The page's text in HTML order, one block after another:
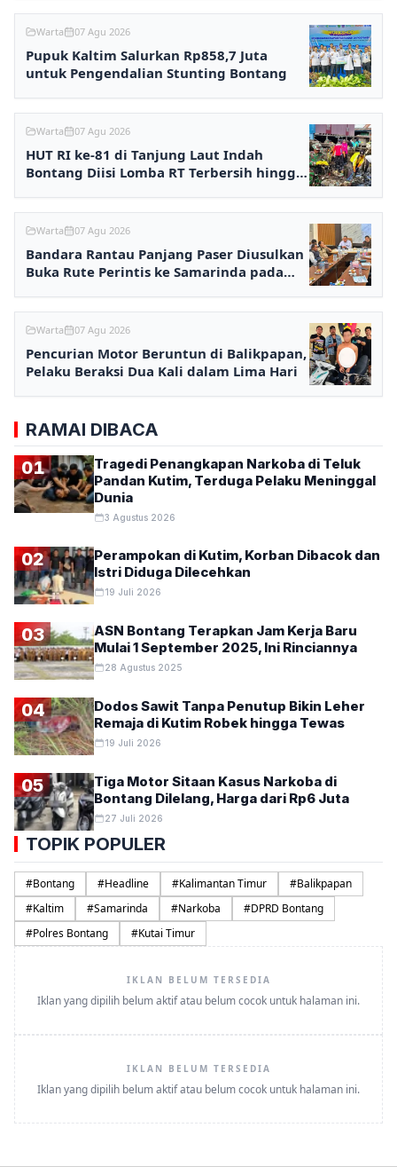
Warta 07 Agu 2026
Pupuk Kaltim Salurkan Rp858,7 Juta
untuk Pengendalian Stunting Bontang
Warta 07 Agu 2026
HUT RI ke-81 di Tanjung Laut Indah
Bontang Diisi Lomba RT Terbersih hingga
Warta 07 Agu 2026
Bandara Rantau Panjang Paser Diusulkan
Buka Rute Perintis ke Samarinda pada
Warta 07 Agu 2026
Pencurian Motor Beruntun di Balikpapan,
Pelaku Beraksi Dua Kali dalam Lima Hari
RAMAI DIBACA
01
Tragedi Penangkapan Narkoba di Teluk
Pandan Kutim, Terduga Pelaku Meninggal
Dunia
3 Agustus 2026
02
Perampokan di Kutim, Korban Dibacok dan
Istri Diduga Dilecehkan
19 Juli 2026
03
ASN Bontang Terapkan Jam Kerja Baru
Mulai 1 September 2025, Ini Rinciannya
28 Agustus 2025
04
Dodos Sawit Tanpa Penutup Bikin Leher
Remaja di Kutim Robek hingga Tewas
19 Juli 2026
05
Tiga Motor Sitaan Kasus Narkoba di
Bontang Dilelang, Harga dari Rp6 Juta
27 Juli 2026
TOPIK POPULER
#Bontang #Headline #Kalimantan Timur #Balikpapan
#Kaltim #Samarinda #Narkoba #DPRD Bontang
#Polres Bontang #Kutai Timur
IKLAN BELUM TERSEDIA
Iklan yang dipilih belum aktif atau belum cocok untuk halaman ini.
IKLAN BELUM TERSEDIA
Iklan yang dipilih belum aktif atau belum cocok untuk halaman ini.